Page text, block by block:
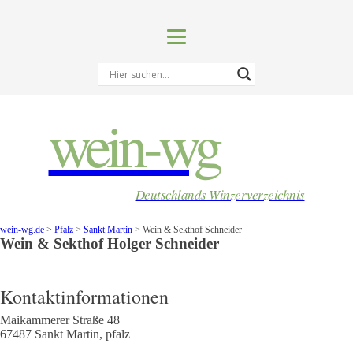
wein-wg
Deutschlands Winzerverzeichnis
wein-wg.de > Pfalz > Sankt Martin > Wein & Sekthof Schneider
Wein & Sekthof Holger Schneider
Kontaktinformationen
Maikammerer Straße 48
67487 Sankt Martin, pfalz